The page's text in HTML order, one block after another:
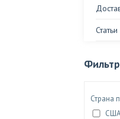
Статьи
Страна